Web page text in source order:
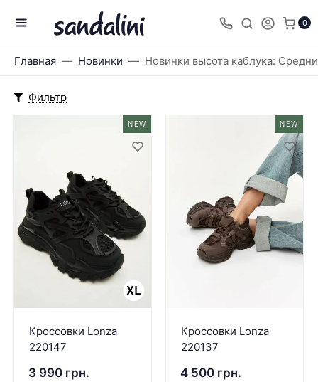
0
Главная Новинки Новинки высота каблука:
Фильтр
NEW
Кроссовки Lonza
220147
3 990 грн.
NEW
Кроссовки Lonza
220137
4 500 грн.